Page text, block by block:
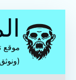
المحتوى
موقع